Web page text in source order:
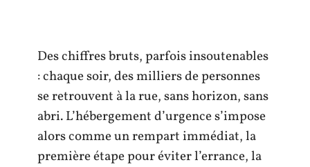
Des chiffres bruts, parfois insoutenables
: chaque soir, des milliers de personnes
se retrouvent à la rue, sans horizon, sans
abri. L’hébergement d’urgence s’impose
alors comme un rempart immédiat, la
première étape pour éviter l’errance, la